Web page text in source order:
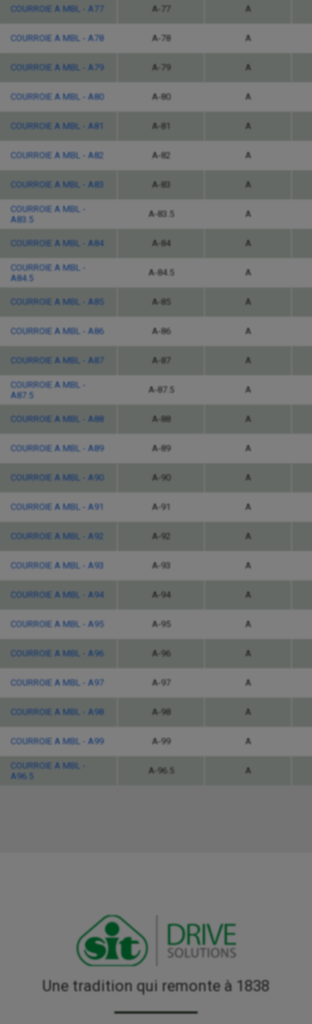
COURROIE A MBL - A77 A-77 A
COURROIE A MBL - A78 A-78 A
COURROIE A MBL - A79 A-79 A
COURROIE A MBL - A80 A-80 A
COURROIE A MBL - A81 A-81 A
COURROIE A MBL - A82 A-82 A
COURROIE A MBL - A83 A-83 A
COURROIE A MBL -
A83.5
A-83.5 A
COURROIE A MBL - A84 A-84 A
COURROIE A MBL -
A84.5
A-84.5 A
COURROIE A MBL - A85 A-85 A
COURROIE A MBL - A86 A-86 A
COURROIE A MBL - A87 A-87 A
COURROIE A MBL -
A87.5
A-87.5 A
COURROIE A MBL - A88 A-88 A
COURROIE A MBL - A89 A-89 A
COURROIE A MBL - A90 A-90 A
COURROIE A MBL - A91 A-91 A
COURROIE A MBL - A92 A-92 A
COURROIE A MBL - A93 A-93 A
COURROIE A MBL - A94 A-94 A
COURROIE A MBL - A95 A-95 A
COURROIE A MBL - A96 A-96 A
COURROIE A MBL - A97 A-97 A
COURROIE A MBL - A98 A-98 A
COURROIE A MBL - A99 A-99 A
COURROIE A MBL -
A96.5
A-96.5 A
Une tradition qui remonte à 1838